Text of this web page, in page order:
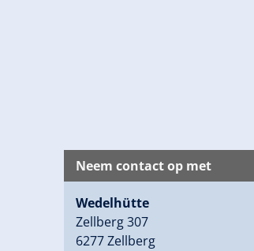
Neem contact op met
Wedelhütte
Zellberg 307
6277 Zellberg